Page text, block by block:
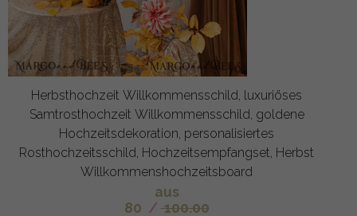
Herbsthochzeit Willkommensschild, luxuriöses
Samtrosthochzeit Willkommensschild, goldene
Hochzeitsdekoration, personalisiertes
Rosthochzeitsschild, Hochzeitsempfangset, Herbst
Willkommenshochzeitsboard
aus
80 / 100.00